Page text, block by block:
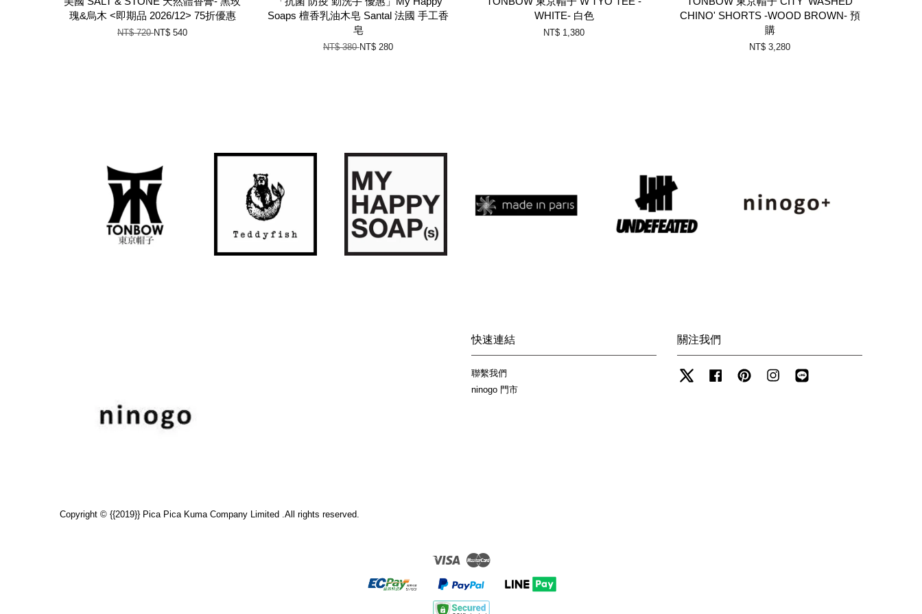
瑰&烏木 <即期品 2026/12> 75折優惠
NT$ 720NT$ 540
Soaps 檀香乳油木皂 Santal 法國 手工香
皂
NT$ 380NT$ 280
WHITE- 白色
NT$ 1,380
CHINO' SHORTS -WOOD BROWN- 預
購
NT$ 3,280
Copyright © {{2019}} Pica Pica Kuma Company Limited .All rights reserved.
快速連結
聯繫我們
ninogo 門市
關注我們
Twitter FacebookPinterest Instagram
Visa Master